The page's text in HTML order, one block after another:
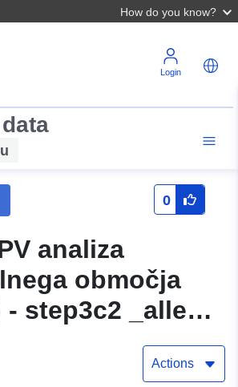
How do you know?
Login
0
analiza
območja
- step3c2 _alle
- OGC WFS
Actions